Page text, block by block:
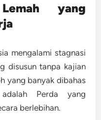
yang
mengalami stagnasi
disusun tanpa kajian
yang banyak dibahas
Perda yang
berlebihan.